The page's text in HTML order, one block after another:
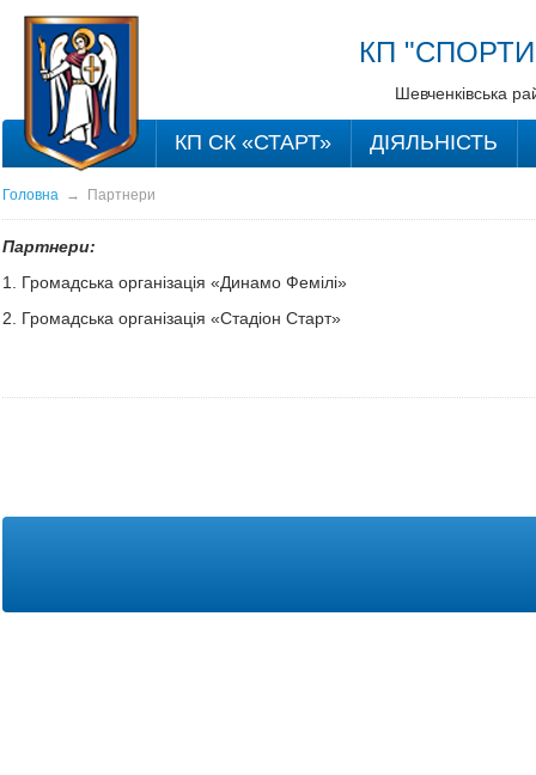
КП
Шевченківська
КП СК «СТАРТ» ДІЯЛЬНІСТЬ
Головна→ Партнери
Партнери:
1. Громадська організація «Динамо Фемілі»
2. Громадська організація «Стадіон Старт»